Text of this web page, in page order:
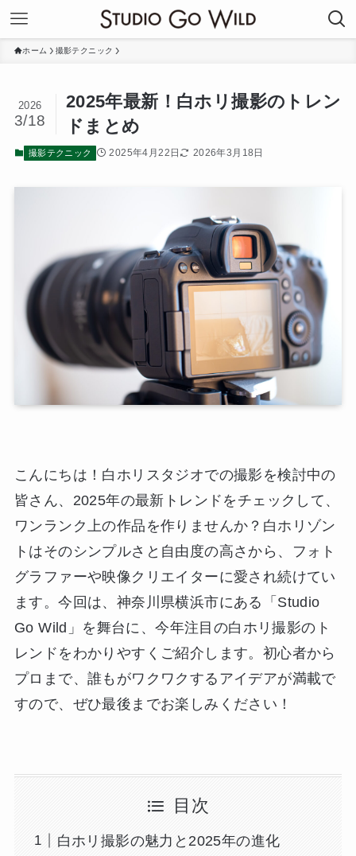
ホーム 撮影テクニック
2025年最新！白ホリ撮影のトレン
ドまとめ
2026
3/18
撮影テクニック 2025年4月22日 2026年3月18日
こんにちは！白ホリスタジオでの撮影を検討中の
皆さん、2025年の最新トレンドをチェックして、
ワンランク上の作品を作りませんか？白ホリゾン
トはそのシンプルさと自由度の高さから、フォト
グラファーや映像クリエイターに愛され続けてい
ます。今回は、神奈川県横浜市にある「Studio
Go Wild」を舞台に、今年注目の白ホリ撮影のト
レンドをわかりやすくご紹介します。初心者から
プロまで、誰もがワクワクするアイデアが満載で
すので、ぜひ最後までお楽しみください！
目次
白ホリ撮影の魅力と2025年の進化